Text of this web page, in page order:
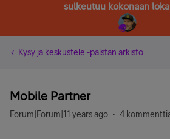
sulkeutuu kokonaan
Kysy ja keskustele -palstan arkisto
Mobile Partner
Forum|Forum|11 years ago 4